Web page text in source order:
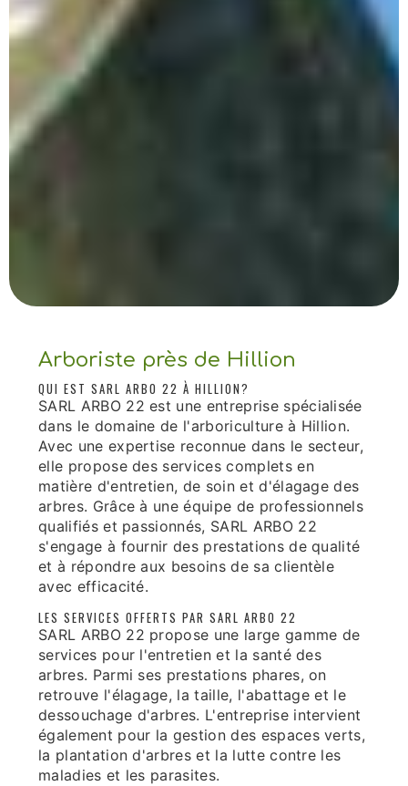
Arboriste près de Hillion
QUI EST SARL ARBO 22 À HILLION?
SARL ARBO 22 est une entreprise spécialisée
dans le domaine de l'arboriculture à Hillion.
Avec une expertise reconnue dans le secteur,
elle propose des services complets en
matière d'entretien, de soin et d'élagage des
arbres. Grâce à une équipe de professionnels
qualifiés et passionnés, SARL ARBO 22
s'engage à fournir des prestations de qualité
et à répondre aux besoins de sa clientèle
avec efficacité.
LES SERVICES OFFERTS PAR SARL ARBO 22
SARL ARBO 22 propose une large gamme de
services pour l'entretien et la santé des
arbres. Parmi ses prestations phares, on
retrouve l'élagage, la taille, l'abattage et le
dessouchage d'arbres. L'entreprise intervient
également pour la gestion des espaces verts,
la plantation d'arbres et la lutte contre les
maladies et les parasites.